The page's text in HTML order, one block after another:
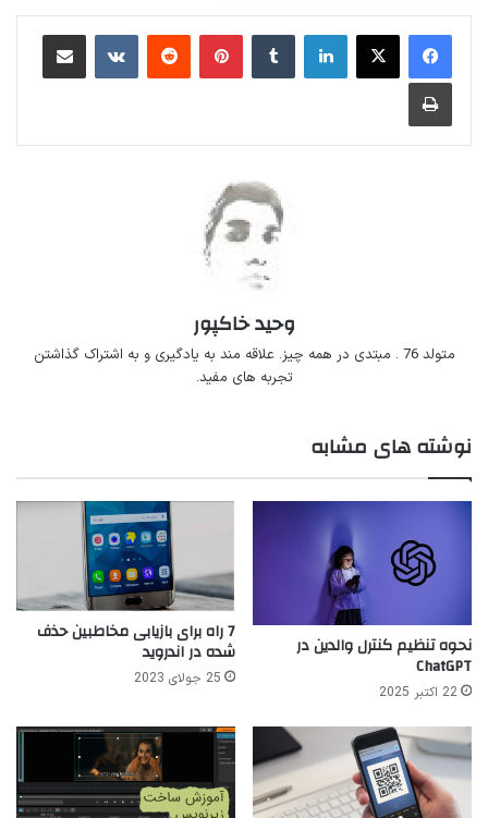
لینکداینتامبلر پینتریستReddit
VKontakteاشتراک گذاری با ایمیل
چاپ
وحید خاکپور
متولد 76 . مبتدی در همه چیز. علاقه مند به یادگیری و به اشتراک گذاشتن
تجربه های مفید.
نوشته های مشابه
نحوه تنظیم کنترل والدین در
ChatGPT
22 اکتبر 2025
7 راه برای بازیابی مخاطبین حذف
شده در اندروید
25 جولای 2023